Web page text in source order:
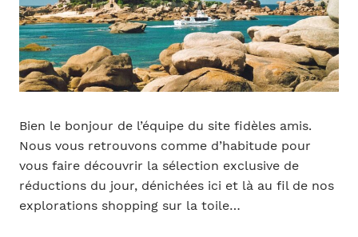
Bien le bonjour de l’équipe du site fidèles amis.
Nous vous retrouvons comme d’habitude pour
vous faire découvrir la sélection exclusive de
réductions du jour, dénichées ici et là au fil de nos
explorations shopping sur la toile…